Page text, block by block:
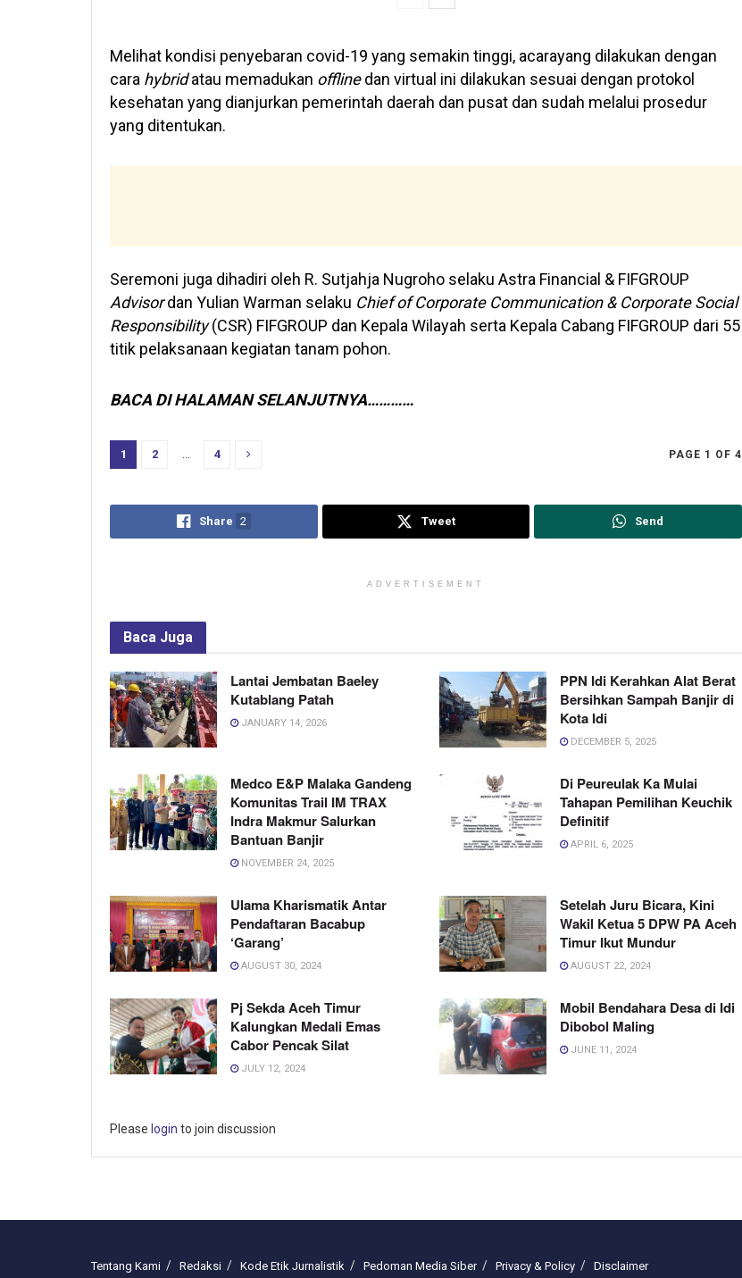
Melihat kondisi penyebaran covid-19 yang semakin tinggi, acarayang dilakukan dengan
cara hybridatau memadukan offlinedan virtual ini dilakukan sesuai dengan protokol
kesehatan yang dianjurkan pemerintah daerah dan pusat dan sudah melalui prosedur
yang ditentukan.
Seremoni juga dihadiri oleh R. Sutjahja Nugroho selaku Astra Financial & FIFGROUP
Advisordan Yulian Warman selaku Chief of Corporate Communication & Corporate Social
Responsibility(CSR) FIFGROUP dan Kepala Wilayah serta Kepala Cabang FIFGROUP dari 55
titik pelaksanaan kegiatan tanam pohon.
BACA DI HALAMAN SELANJUTNYA…………
PAGE 1 OF 4
1 2 4
Share 2 Tweet Send
ADVERTISEMENT
Baca Juga
Lantai Jembatan Baeley
Kutablang Patah
JANUARY 14, 2026
PPN Idi Kerahkan Alat Berat
Bersihkan Sampah Banjir di
Kota Idi
DECEMBER 5, 2025
Medco E&P Malaka Gandeng
Komunitas Trail IM TRAX
Indra Makmur Salurkan
Bantuan Banjir
NOVEMBER 24, 2025
Di Peureulak Ka Mulai
Tahapan Pemilihan Keuchik
Definitif
APRIL 6, 2025
Ulama Kharismatik Antar
Pendaftaran Bacabup
‘Garang’
AUGUST 30, 2024
Setelah Juru Bicara, Kini
Wakil Ketua 5 DPW PA Aceh
Timur Ikut Mundur
AUGUST 22, 2024
Pj Sekda Aceh Timur
Kalungkan Medali Emas
Cabor Pencak Silat
JULY 12, 2024
Mobil Bendahara Desa di Idi
Dibobol Maling
JUNE 11, 2024
Please login to join discussion
Tentang Kami Redaksi Kode Etik Jurnalistik Pedoman Media Siber Privacy & Policy Disclaimer